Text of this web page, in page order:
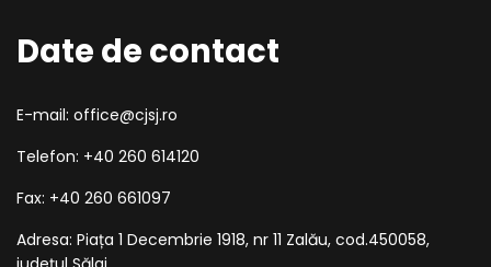
Date de contact
E-mail: office@cjsj.ro
Telefon: +40 260 614120
Fax: +40 260 661097
Adresa: Piața 1 Decembrie 1918, nr 11 Zalău, cod.450058,